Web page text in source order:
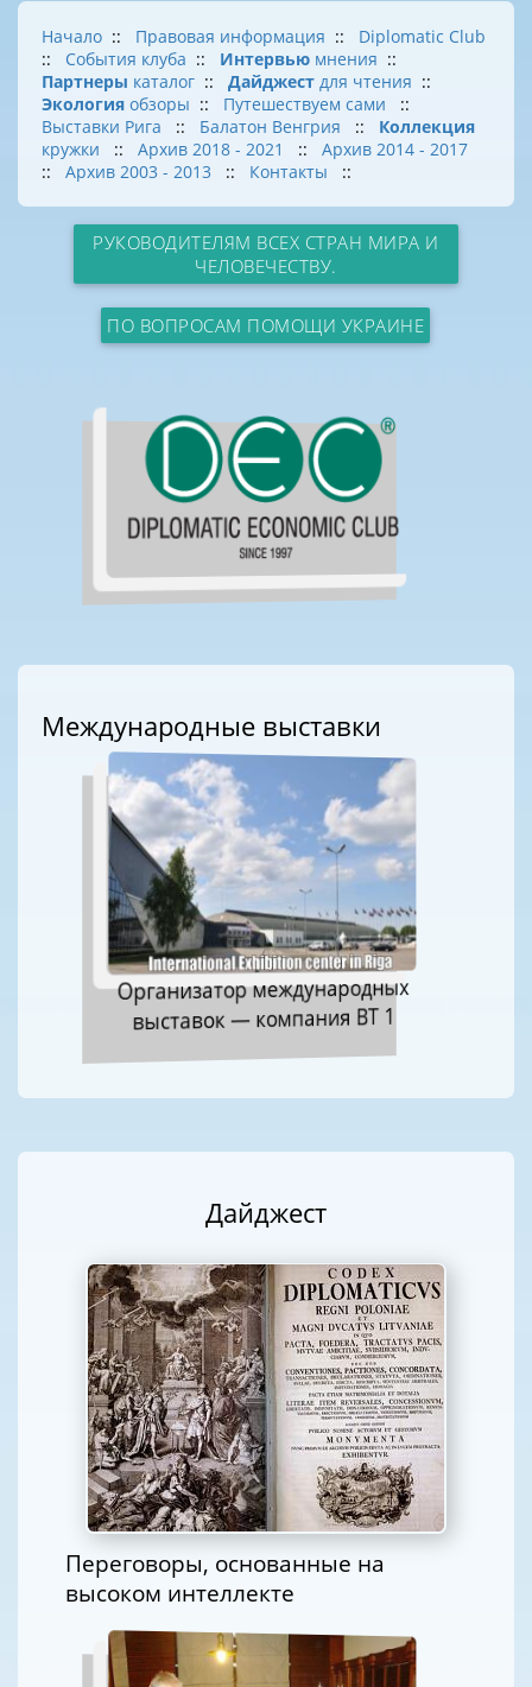
Начало :: Правовая информация :: Diplomatic Club
:: События клуба :: Интервью мнения ::
Партнеры каталог :: Дайджест для чтения ::
Экология обзоры :: Путешествуем сами
::
Выставки Рига
:: Балатон Венгрия :: Коллекция
кружки
:: Архив 2018 - 2021 :: Архив 2014 - 2017
:: Архив 2003 - 2013 :: Контакты ::
РУКОВОДИТЕЛЯМ ВСЕХ СТРАН МИРА И
ЧЕЛОВЕЧЕСТВУ.
ПО ВОПРОСАМ ПОМОЩИ УКРАИНЕ
Международные выставки
Организатор международных
выставок — компания ВТ 1
Дайджест
Переговоры, основанные на
высоком интеллекте